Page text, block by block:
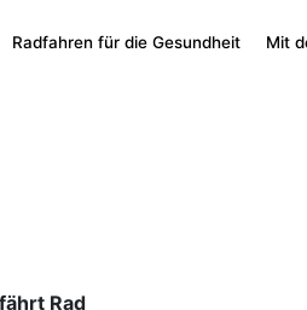
Radfahren für die Gesundheit Mit
Rad